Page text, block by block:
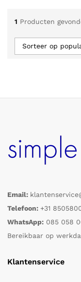
1 Producten
Sorteer op
Email:
Telefoon: +31
WhatsApp: 085 058
Bereikbaar op
Klantenservice